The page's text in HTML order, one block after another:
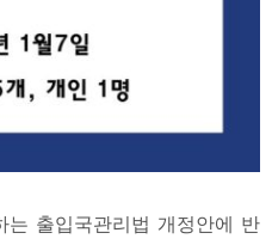
는 출입국관리법 개정안에 반